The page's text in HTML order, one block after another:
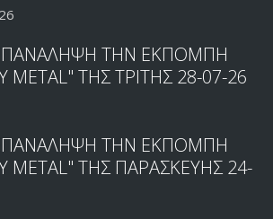
ΤΗΝ ΕΚΠΟΜΠΗ
METAL" ΤΗΣ ΤΡΙΤΗΣ 28-07-26
ΤΗΝ ΕΚΠΟΜΠΗ
METAL" ΤΗΣ ΠΑΡΑΣΚΕΥΗΣ 24-